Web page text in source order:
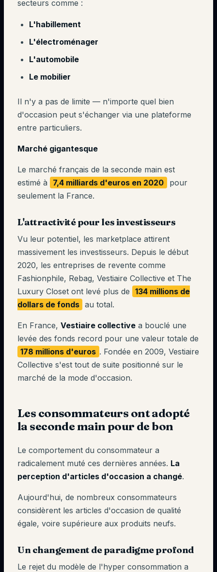
secteurs comme :
L'habillement
L'électroménager
L'automobile
Le mobilier
Il n'y a pas de limite — n'importe quel bien
d'occasion peut s'échanger via une plateforme
entre particuliers.
Marché gigantesque
Le marché français de la seconde main est
estimé à
7,4 milliards d'euros en 2020
pour
seulement la France.
L'attractivité pour les investisseurs
Vu leur potentiel, les marketplace attirent
massivement les investisseurs. Depuis le début
2020, les entreprises de revente comme
Fashionphile, Rebag, Vestiaire Collective et The
Luxury Closet ont levé plus de
134 millions de
dollars de fonds au total.
En France, Vestiaire collective a bouclé une
levée des fonds record pour une valeur totale de
178 millions d'euros . Fondée en 2009, Vestiaire
Collective s'est tout de suite positionné sur le
marché de la mode d'occasion.
Les consommateurs ont adopté
la seconde main pour de bon
Le comportement du consommateur a
radicalement muté ces dernières années. La
perception d'articles d'occasion a changé.
Aujourd'hui, de nombreux consommateurs
considèrent les articles d'occasion de qualité
égale, voire supérieure aux produits neufs.
Un changement de paradigme profond
Le rejet du modèle de l'hyper consommation a